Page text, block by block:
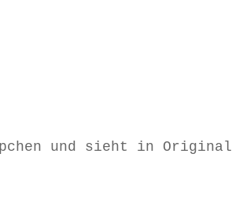
und sieht in Original